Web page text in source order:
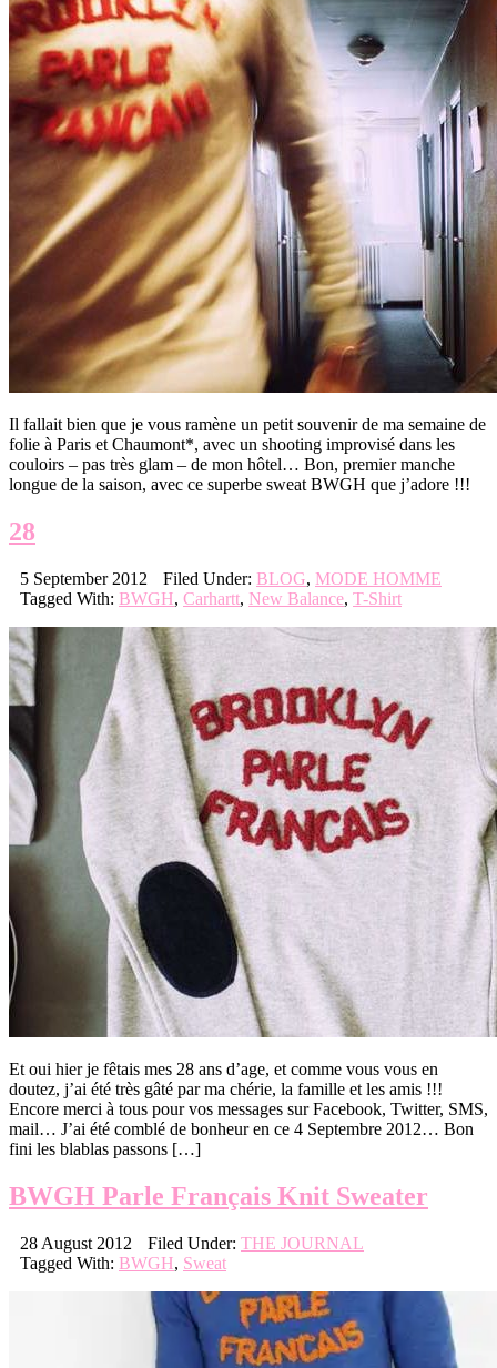
Il fallait bien que je vous ramène un petit souvenir de ma semaine de
folie à Paris et Chaumont*, avec un shooting improvisé dans les
couloirs – pas très glam – de mon hôtel… Bon, premier manche
longue de la saison, avec ce superbe sweat BWGH que j’adore !!!
28
5 September 2012 Filed Under: BLOG, MODE HOMME
Tagged With: BWGH, Carhartt, New Balance, T-Shirt
Et oui hier je fêtais mes 28 ans d’age, et comme vous vous en
doutez, j’ai été très gâté par ma chérie, la famille et les amis !!!
Encore merci à tous pour vos messages sur Facebook, Twitter, SMS,
mail… J’ai été comblé de bonheur en ce 4 Septembre 2012… Bon
fini les blablas passons […]
BWGH Parle Français Knit Sweater
28 August 2012 Filed Under: THE JOURNAL
Tagged With: BWGH, Sweat